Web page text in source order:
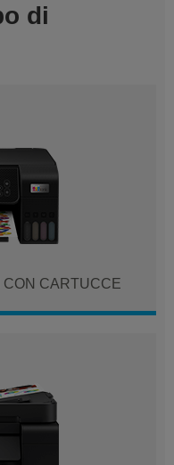
di
CON CARTUCCE